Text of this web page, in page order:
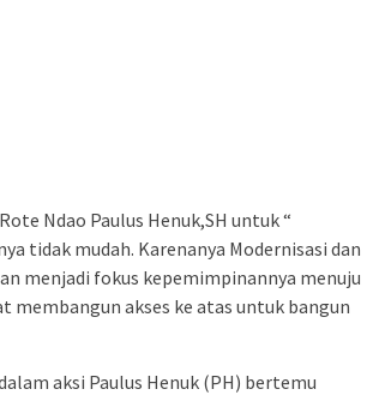
Ndao Paulus Henuk,SH untuk “
tidak mudah. Karenanya Modernisasi dan
menjadi fokus kepemimpinannya menuju
membangun akses ke atas untuk bangun
aksi Paulus Henuk (PH) bertemu